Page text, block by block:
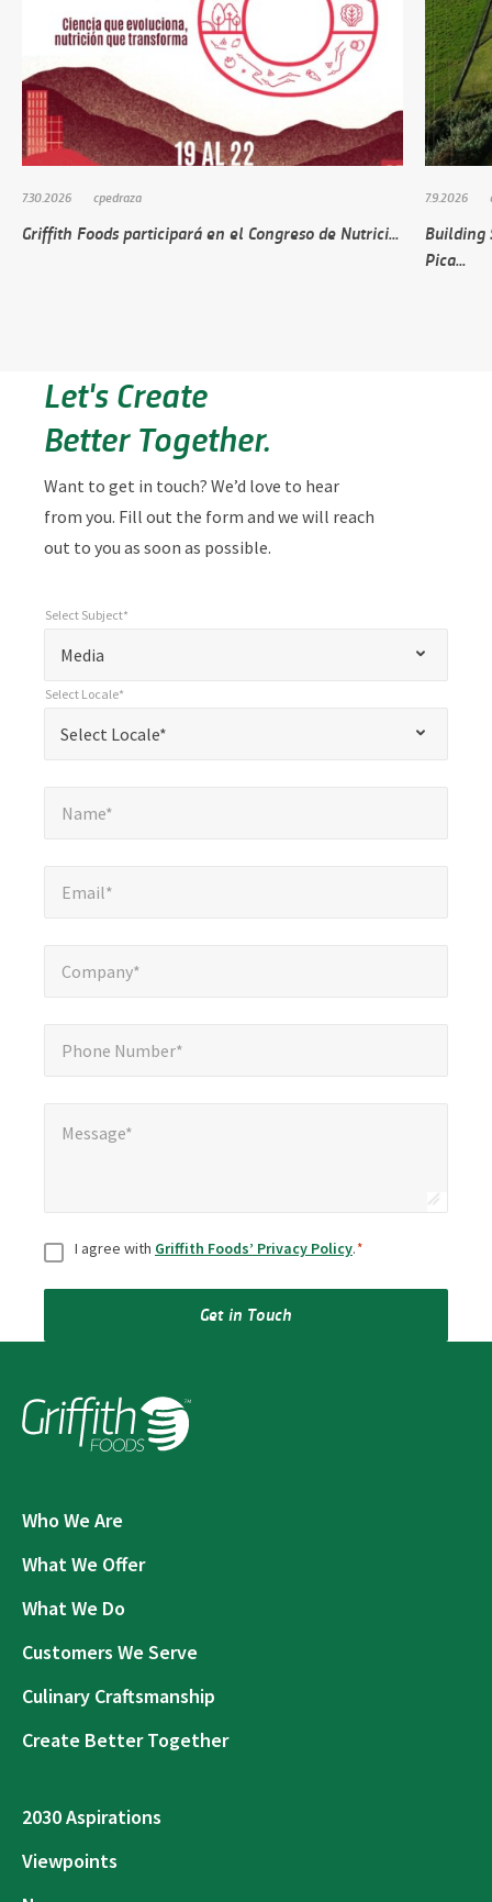
7.30.2026 cpedraza
Griffith Foods participará en el Congreso de Nutrici...
7.9.2026
Building
Pica...
Let's Create
Better Together.
Want to get in touch? We’d love to hear
from you. Fill out the form and we will reach
out to you as soon as possible.
required
fields
Media
Select Subject*
Select Locale*
Select Locale*
Name*
Email*
Company*
Phone Number*
Message*
ConsentI agree with Griffith Foods’ Privacy Policy.*
Get in Touch
Who We Are
What We Offer
What We Do
Customers We Serve
Culinary Craftsmanship
Create Better Together
2030 Aspirations
Viewpoints